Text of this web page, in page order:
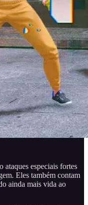
ataques especiais fortes
Eles também contam
ainda mais vida ao